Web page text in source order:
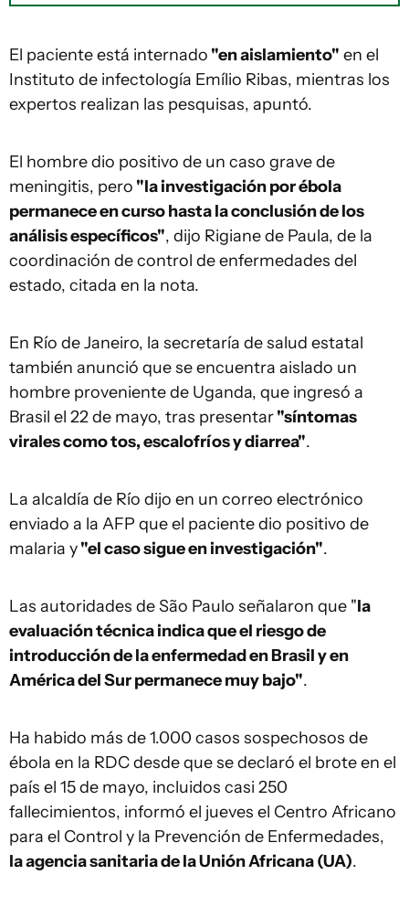
El paciente está internado "en aislamiento" en el
Instituto de infectología Emílio Ribas, mientras los
expertos realizan las pesquisas, apuntó.
El hombre dio positivo de un caso grave de
meningitis, pero "la investigación por ébola
permanece en curso hasta la conclusión de los
análisis específicos", dijo Rigiane de Paula, de la
coordinación de control de enfermedades del
estado, citada en la nota.
En Río de Janeiro, la secretaría de salud estatal
también anunció que se encuentra aislado un
hombre proveniente de Uganda, que ingresó a
Brasil el 22 de mayo, tras presentar"síntomas
virales como tos, escalofríos y diarrea".
La alcaldía de Río dijo en un correo electrónico
enviado a la AFP que el paciente dio positivo de
malaria y"el caso sigue en investigación".
Las autoridades de São Paulo señalaron que "la
evaluación técnica indica que el riesgo de
introducción de la enfermedad en Brasil y en
América del Sur permanece muy bajo".
Ha habido más de 1.000 casos sospechosos de
ébola en la RDC desde que se declaró el brote en el
país el 15 de mayo, incluidos casi 250
fallecimientos, informó el jueves el Centro Africano
para el Control y la Prevención de Enfermedades,
la agencia sanitaria de la Unión Africana (UA).